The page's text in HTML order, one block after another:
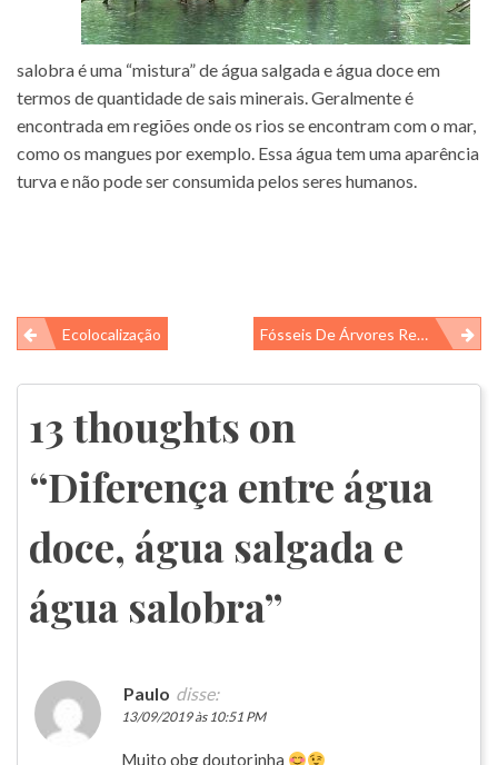
salobra é uma “mistura” de água salgada e água doce em
termos de quantidade de sais minerais. Geralmente é
encontrada em regiões onde os rios se encontram com o mar,
como os mangues por exemplo. Essa água tem uma aparência
turva e não pode ser consumida pelos seres humanos.
Navegação
de
Post
Ecolocalização Fósseis De Árvores Revelam Que A Antártica Tinha Floresta Antes Do Tempo Dos Dinossauros
13 thoughts on
“Diferença entre água
doce, água salgada e
água salobra”
Paulo disse:
13/09/2019 às 10:51 PM
Muito obg doutorinha